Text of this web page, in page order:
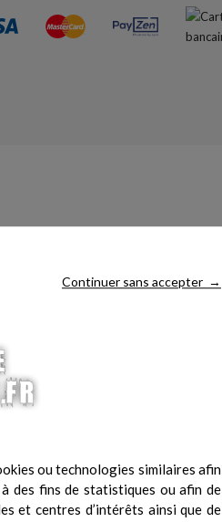
Continuer sans accepter →
ou technologies similaires afin
des fins de statistiques ou afin de
et centres d’intérêts ainsi que de